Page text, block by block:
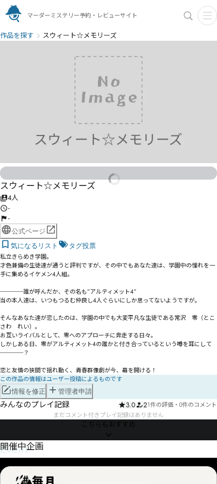
マーダーミステリー予約・レビューサイト
作品を探す スウィート☆メモリーズ
スウィート☆メモリーズ
4人
-
-
公式ページ
気になるリスト
タグ投票
私立きらめき学園。
才色兼備の生徒達が通うと評判ですが、その中でもあなた達は、学園中の憧れを一
手に集めるイケメン4人組。
────誰が呼んだか、その名も”アルティメット4”
当の本人達は、いつもつるむ仲良し4人ぐらいにしか思ってないようですが。
そんなあなた達が恋したのは、学園の中でも大変平凡な生徒である常沢　零（とこ
さわ　れい）。
お互いライバルとして、零へのアプローチに奔走する日々。
しかしある日、零がアルティメット4の誰かと付き合っているという噂を耳にして
────？
恋と友情の狭間で揺れ動く、青春群像劇が今、幕を開ける！
この作品の情報はユーザー投稿によるものです
情報を修正 管理者申請
みんなのプレイ記録 3.0 21件の評価 ・ 0件のコメント
まだコメント付きプレイ記録はありません
こちらもおすすめ
Event
開催中企画